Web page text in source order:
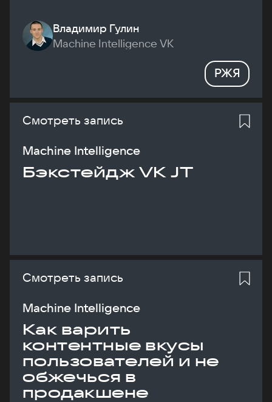
Владимир Гулин
Machine Intelligence VK
РЖЯ
Смотреть запись
Machine Intelligence
Бэкстейдж VK JT
Смотреть запись
Machine Intelligence
Как варить
контентные вкусы
пользователей и не
обжечься в
продакшене